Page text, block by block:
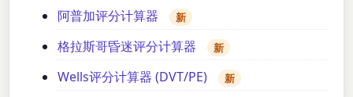
阿普加评分计算器 新
格拉斯哥昏迷评分计算器 新
Wells评分计算器 (DVT/PE) 新